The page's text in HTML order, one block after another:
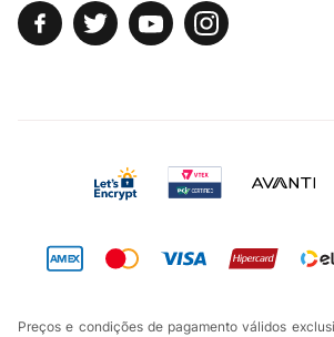
Preços e condições de pagamento válidos